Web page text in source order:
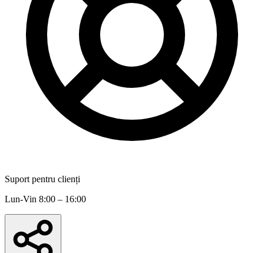
Suport pentru clienți
Lun-Vin 8:00 – 16:00